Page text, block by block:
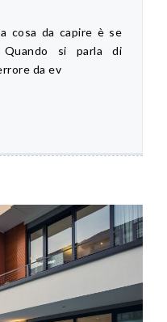
cosa da capire è se
Quando si parla di
da ev